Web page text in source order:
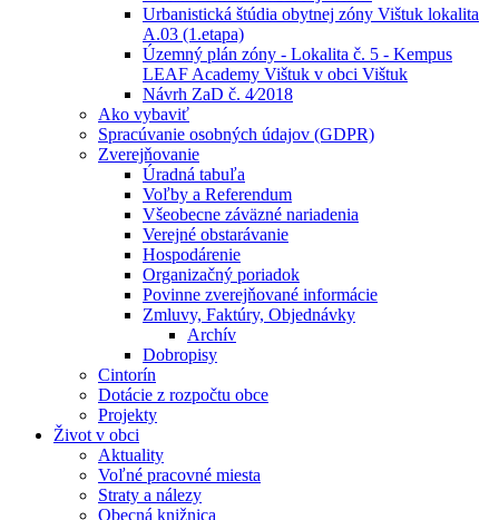
Urbanistická štúdia obytnej zóny Vištuk lokalita
A.03 (1.etapa)
Územný plán zóny - Lokalita č. 5 - Kempus
LEAF Academy Vištuk v obci Vištuk
Návrh ZaD č. 4⁄2018
Ako vybaviť
Spracúvanie osobných údajov (GDPR)
Zverejňovanie
Úradná tabuľa
Voľby a Referendum
Všeobecne záväzné nariadenia
Verejné obstarávanie
Hospodárenie
Organizačný poriadok
Povinne zverejňované informácie
Zmluvy, Faktúry, Objednávky
Archív
Dobropisy
Cintorín
Dotácie z rozpočtu obce
Projekty
Život v obci
Aktuality
Voľné pracovné miesta
Straty a nálezy
Obecná knižnica